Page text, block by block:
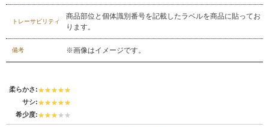
029-254-2441
トレーサビリティ
商品部位と個体識別番号を記載したラベルを商品に貼ってお
ります。
備考 ※画像はイメージです。
柔らかさ:
サシ:
希少度: